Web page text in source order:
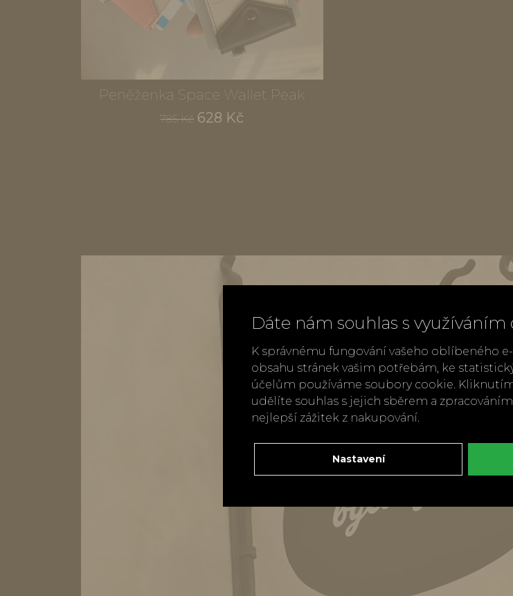
Peněženka Space Wallet Peak
785 Kč 628 Kč
Dáte nám souhlas s využíváním
K správnému fungování vašeho oblíbeného
obsahu stránek vašim potřebám, ke
účelům používáme soubory cookie.
udělíte souhlas s jejich sběrem a
nejlepší zážitek z nakupování.
Nastavení